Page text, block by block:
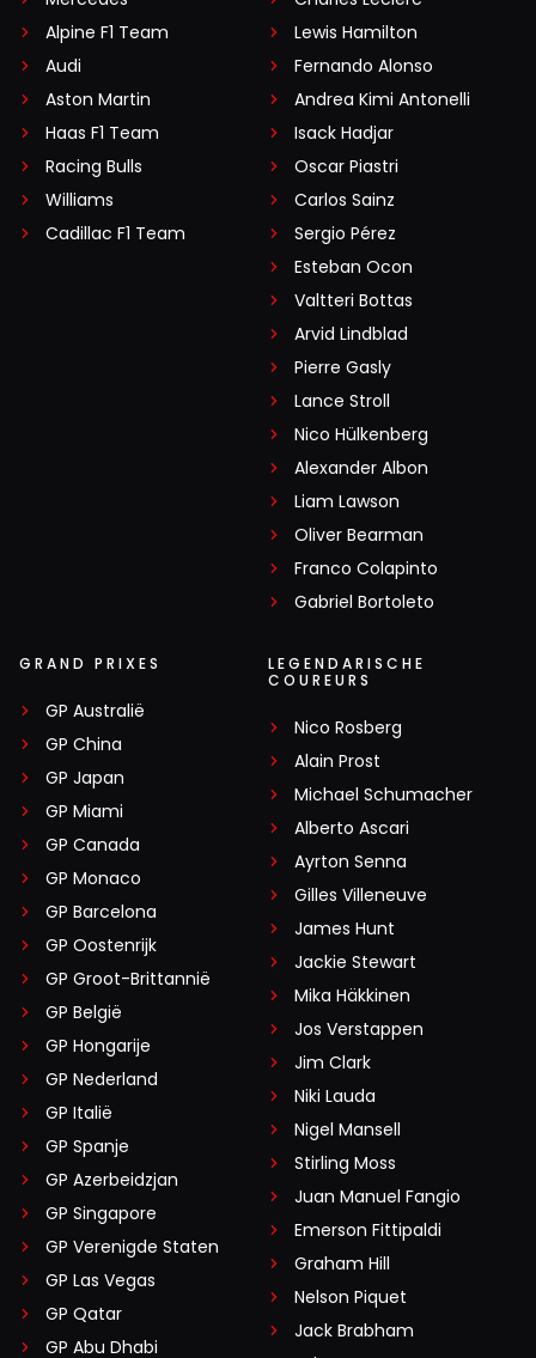
Alpine F1 Team
Audi
Aston Martin
Haas F1 Team
Racing Bulls
Williams
Cadillac F1 Team
Lewis Hamilton
Fernando Alonso
Andrea Kimi Antonelli
Isack Hadjar
Oscar Piastri
Carlos Sainz
Sergio Pérez
Esteban Ocon
Valtteri Bottas
Arvid Lindblad
Pierre Gasly
Lance Stroll
Nico Hülkenberg
Alexander Albon
Liam Lawson
Oliver Bearman
Franco Colapinto
Gabriel Bortoleto
GRAND PRIXES
GP Australië
GP China
GP Japan
GP Miami
GP Canada
GP Monaco
GP Barcelona
GP Oostenrijk
GP Groot-Brittannië
GP België
GP Hongarije
GP Nederland
GP Italië
GP Spanje
GP Azerbeidzjan
GP Singapore
GP Verenigde Staten
GP Las Vegas
GP Qatar
GP Abu Dhabi
LEGENDARISCHE
COUREURS
Nico Rosberg
Alain Prost
Michael Schumacher
Alberto Ascari
Ayrton Senna
Gilles Villeneuve
James Hunt
Jackie Stewart
Mika Häkkinen
Jos Verstappen
Jim Clark
Niki Lauda
Nigel Mansell
Stirling Moss
Juan Manuel Fangio
Emerson Fittipaldi
Graham Hill
Nelson Piquet
Jack Brabham